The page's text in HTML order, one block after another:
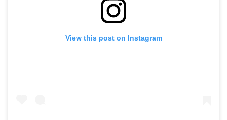
View this post on Instagram